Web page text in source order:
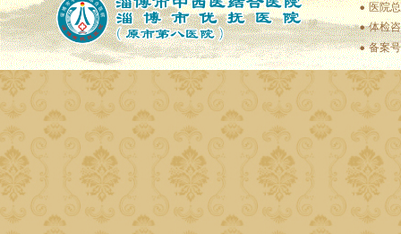
医院
体检
备案